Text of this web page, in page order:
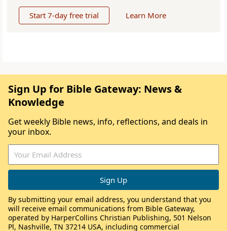
Start 7-day free trial Learn More
Sign Up for Bible Gateway: News &
Knowledge
Get weekly Bible news, info, reflections, and deals in
your inbox.
By submitting your email address, you understand that you
will receive email communications from Bible Gateway,
operated by HarperCollins Christian Publishing, 501 Nelson
Pl, Nashville, TN 37214 USA, including commercial